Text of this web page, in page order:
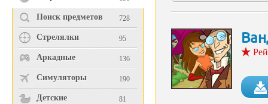
Поиск предметов 728
Стрелялки 95
Аркадные 136
Симуляторы 190
Детские 81